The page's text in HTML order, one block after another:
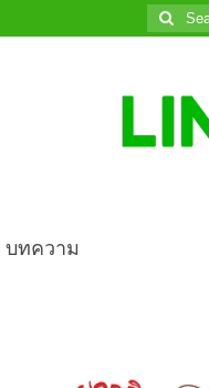
Search
for:
บทความ